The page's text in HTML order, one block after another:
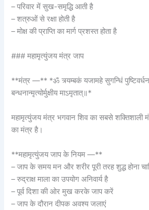
– परिवार में सुख-समृद्धि आती है
– शत्रुओं से रक्षा होती है
– मोक्ष की प्राप्ति का मार्ग प्रशस्त होता है
### महामृत्युंजय मंत्र जाप
**मंत्र —** *ॐ त्र्यम्बकं यजामहे सुगन्धिं
बन्धनान्मृत्योर्मुक्षीय माऽमृतात्॥*
महामृत्युंजय मंत्र भगवान शिव का सबसे शक्तिशाली
का मंत्र है।
**महामृत्युंजय जाप के नियम —**
– जाप के समय मन और शरीर पूरी तरह शुद्ध होना
– रुद्राक्ष माला का उपयोग अनिवार्य है
– पूर्व दिशा की ओर मुख करके जाप करें
– जाप के दौरान दीपक अवश्य जलाएं